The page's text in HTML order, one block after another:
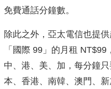
免費通話分鐘數。
除此之外，亞太電信也提
「國際 99」的月租
中、港、美、加，每分鐘
本、香港、南韓、澳門、